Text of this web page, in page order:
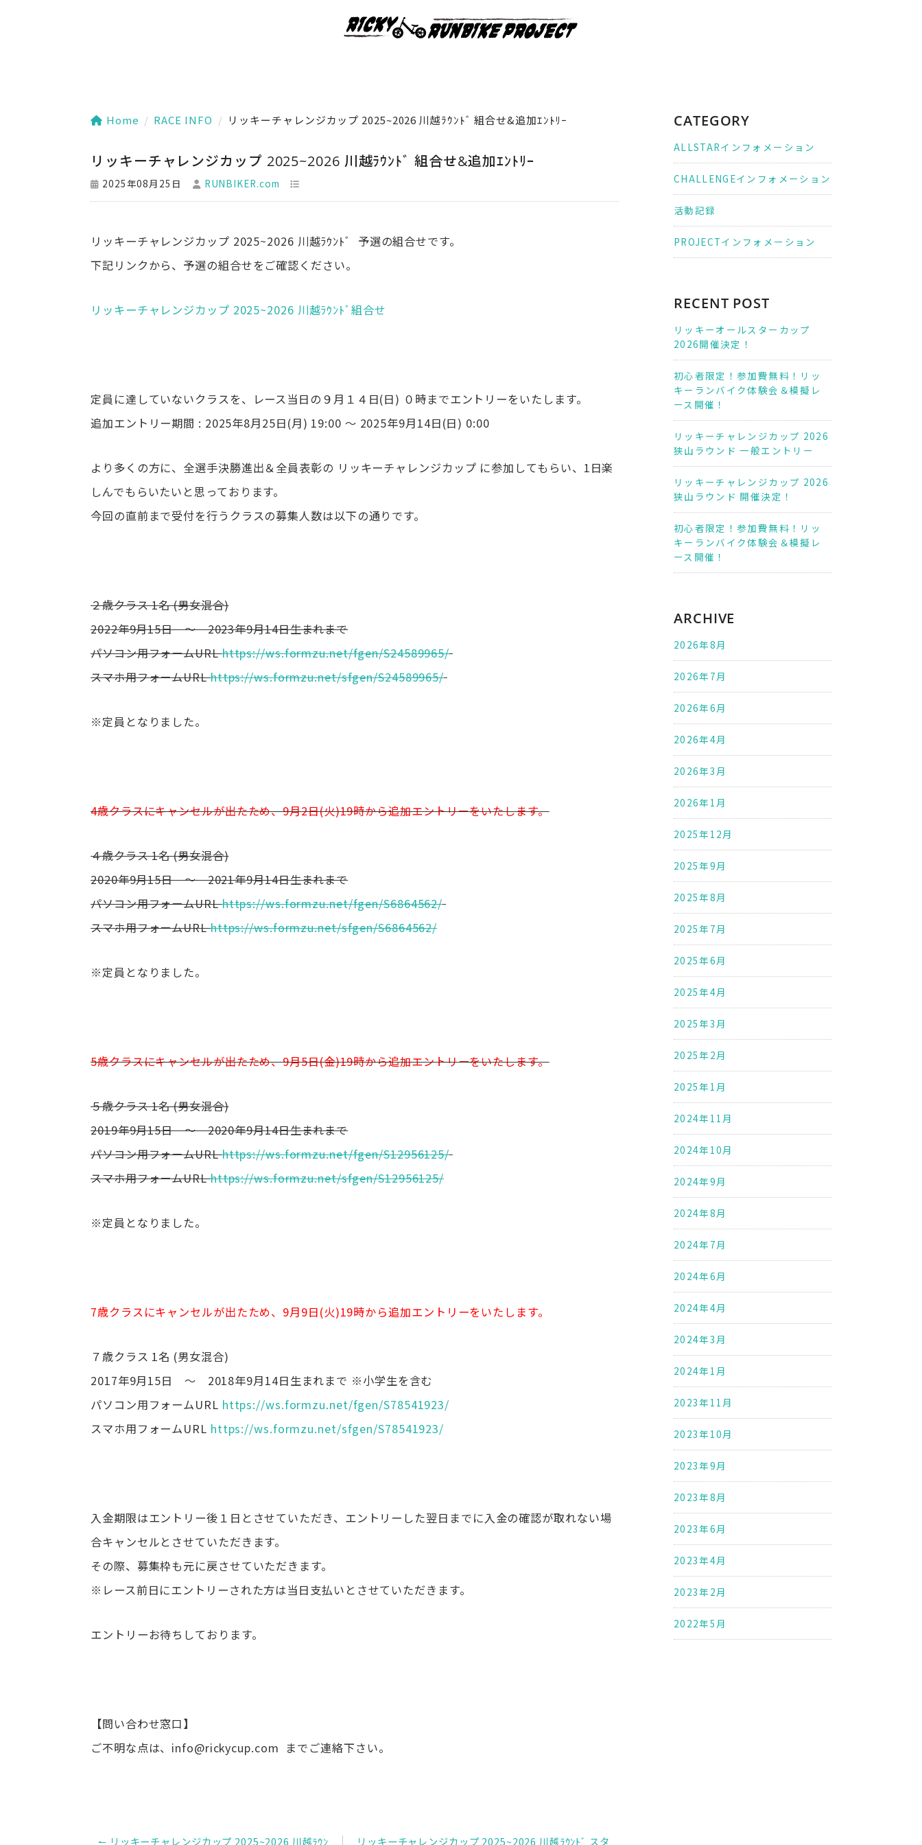
Home / RACE INFO / リッキーチャレンジカップ 2025~2026 川越ﾗｳﾝﾄﾞ 組合せ&追加ｴﾝﾄﾘｰ
リッキーチャレンジカップ 2025~2026 川越ﾗｳﾝﾄﾞ 組合せ&追加ｴﾝﾄﾘｰ
2025年08月25日 RUNBIKER.com
リッキーチャレンジカップ 2025~2026 川越ﾗｳﾝﾄﾞ 予選の組合せです。
下記リンクから、予選の組合せをご確認ください。
リッキーチャレンジカップ 2025~2026 川越ﾗｳﾝﾄﾞ組合せ
定員に達していないクラスを、レース当日の９月１４日(日) ０時までエントリーをいたします。
追加エントリー期間 : 2025年8月25日(月) 19:00 ～ 2025年9月14日(日) 0:00
より多くの方に、全選手決勝進出＆全員表彰の リッキーチャレンジカップ に参加してもらい、1日楽
しんでもらいたいと思っております。
今回の直前まで受付を行うクラスの募集人数は以下の通りです。
２歳クラス 1名 (男女混合)
2022年9月15日 ～ 2023年9月14日生まれまで
パソコン用フォームURLhttps://ws.formzu.net/fgen/S24589965/
スマホ用フォームURLhttps://ws.formzu.net/sfgen/S24589965/
※定員となりました。
4歳クラスにキャンセルが出たため、9月2日(火)19時から追加エントリーをいたします。
４歳クラス 1名 (男女混合)
2020年9月15日 ～ 2021年9月14日生まれまで
パソコン用フォームURLhttps://ws.formzu.net/fgen/S6864562/
スマホ用フォームURLhttps://ws.formzu.net/sfgen/S6864562/
※定員となりました。
5歳クラスにキャンセルが出たため、9月5日(金)19時から追加エントリーをいたします。
５歳クラス 1名 (男女混合)
2019年9月15日 ～ 2020年9月14日生まれまで
パソコン用フォームURLhttps://ws.formzu.net/fgen/S12956125/
スマホ用フォームURLhttps://ws.formzu.net/sfgen/S12956125/
※定員となりました。
7歳クラスにキャンセルが出たため、9月9日(火)19時から追加エントリ ーをいたします。
７歳クラス 1名 (男女混合)
2017年9月15日 ～ 2018年9月14日生まれまで ※小学生を含む
パソコン用フォームURL https://ws.formzu.net/fgen/S78541923/
スマホ用フォームURL https://ws.formzu.net/sfgen/S78541923/
入金期限はエントリー後１日とさせていただき、エントリーした翌日までに入金の確認が取れない場
合キャンセルとさせていただきます。
その際、募集枠も元に戻させていただきます。
※レース前日にエントリーされた方は当日支払いとさせていただきます。
エントリーお待ちしております。
【問い合わせ窓口】
ご不明な点は、info@rickycup.com までご連絡下さい。
↼ リッキーチャレンジカップ 2025~2026 川越ﾗｳﾝ リッキーチャレンジカップ 2025~2026 川越ﾗｳﾝﾄﾞ スタ
CATEGORY
ALLSTARインフォメーション
CHALLENGEインフォメーション
活動記録
PROJECTインフォメーション
RECENT POST
リッキーオールスターカップ
2026開催決定！
初心者限定！参加費無料！リッ
キーランバイク体験会＆模擬レ
ース開催！
リッキーチャレンジカップ 2026
狭山ラウンド 一般エントリー
リッキーチャレンジカップ 2026
狭山ラウンド 開催決定！
初心者限定！参加費無料！リッ
キーランバイク体験会＆模擬レ
ース開催！
ARCHIVE
2026年8月
2026年7月
2026年6月
2026年4月
2026年3月
2026年1月
2025年12月
2025年9月
2025年8月
2025年7月
2025年6月
2025年4月
2025年3月
2025年2月
2025年1月
2024年11月
2024年10月
2024年9月
2024年8月
2024年7月
2024年6月
2024年4月
2024年3月
2024年1月
2023年11月
2023年10月
2023年9月
2023年8月
2023年6月
2023年4月
2023年2月
2022年5月